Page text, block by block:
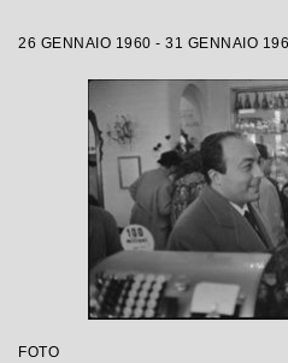
26 GENNAIO 1960 - 31 GENNAIO
FOTO